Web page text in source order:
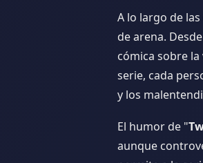
A lo largo de
de arena.
cómica sobre
serie, cada
y los
El humor de "
aunque